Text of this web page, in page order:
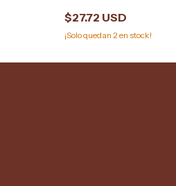
$27.72 USD
¡Solo quedan 2en stock!